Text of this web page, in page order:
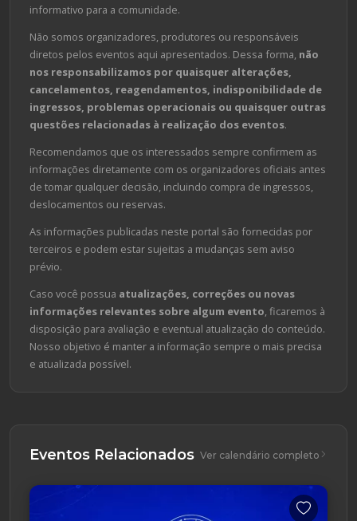
informativo para a comunidade.
Não somos organizadores, produtores ou responsáveis
diretos pelos eventos aqui apresentados. Dessa forma, não
nos responsabilizamos por quaisquer alterações,
cancelamentos, reagendamentos, indisponibilidade de
ingressos, problemas operacionais ou quaisquer outras
questões relacionadas à realização dos eventos.
Recomendamos que os interessados sempre confirmem as
informações diretamente com os organizadores oficiais antes
de tomar qualquer decisão, incluindo compra de ingressos,
deslocamentos ou reservas.
As informações publicadas neste portal são fornecidas por
terceiros e podem estar sujeitas a mudanças sem aviso
prévio.
Caso você possua atualizações, correções ou novas
informações relevantes sobre algum evento , ficaremos à
disposição para avaliação e eventual atualização do conteúdo.
Nosso objetivo é manter a informação sempre o mais precisa
e atualizada possível.
Eventos Relacionados Ver calendário completo